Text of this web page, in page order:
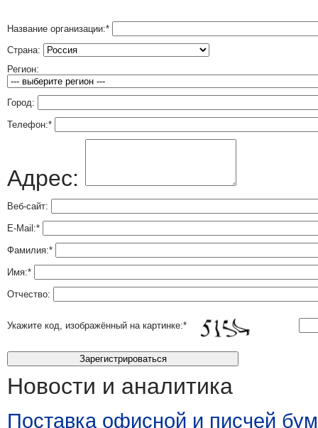
Название организации:*
Страна:
Регион:
Город:
Телефон:*
Адрес:
Веб-сайт:
E-Mail:*
Фамилия:*
Имя:*
Отчество:
Укажите код, изображённый на картинке:*
Новости и аналитика
Поставка офисной и писчей